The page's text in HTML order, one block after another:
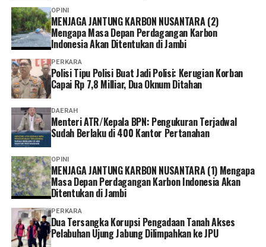
OPINI
MENJAGA JANTUNG KARBON NUSANTARA (2)
Mengapa Masa Depan Perdagangan Karbon
Indonesia Akan Ditentukan di Jambi
PERKARA
Polisi Tipu Polisi Buat Jadi Polisi: Kerugian Korban
Capai Rp 7,8 Milliar, Dua Oknum Ditahan
DAERAH
Menteri ATR/Kepala BPN: Pengukuran Terjadwal
Sudah Berlaku di 400 Kantor Pertanahan
OPINI
MENJAGA JANTUNG KARBON NUSANTARA (1) Mengapa
Masa Depan Perdagangan Karbon Indonesia Akan
Ditentukan di Jambi
PERKARA
Dua Tersangka Korupsi Pengadaan Tanah Akses
Pelabuhan Ujung Jabung Dilimpahkan ke JPU